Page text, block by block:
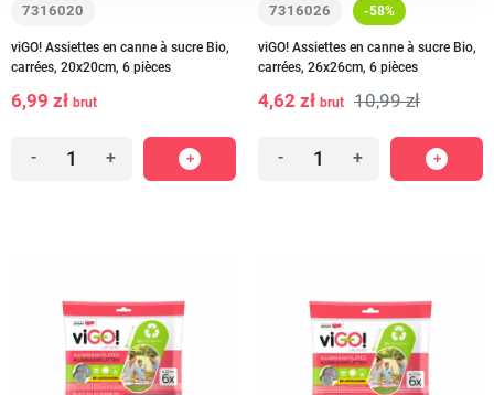
7316020
viGO! Assiettes en canne à sucre Bio,
carrées, 20x20cm, 6 pièces
6,99 zł brut
- +
7316026 -58%
viGO! Assiettes en canne à sucre Bio,
carrées, 26x26cm, 6 pièces
4,62 zł brut 10,99 zł
- +